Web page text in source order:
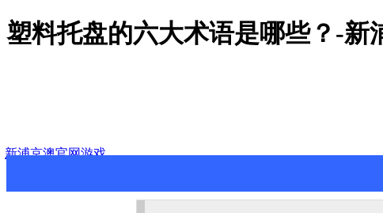
塑料托盘的六大术语是哪些？-新
新浦京澳官网游戏